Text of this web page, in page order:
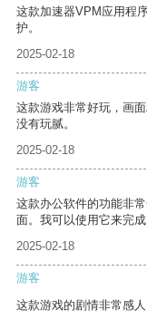
这款加速器VPM应用程
护。
2025-02-18
游客
这款游戏非常好玩，画
没有玩腻。
2025-02-18
游客
这款办公软件的功能非
面。我可以使用它来完
2025-02-18
游客
这款游戏的剧情非常感